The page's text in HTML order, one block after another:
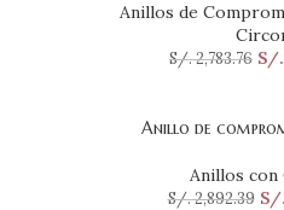
Anillos de
S/.2,783.76 S/.
SELECCIONAR
Anillo de
Anillos con
S/.2,892.39 S/.